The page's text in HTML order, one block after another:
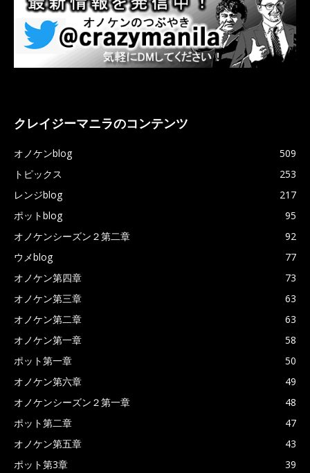
クレイジーマニラのコンテンツ
オノケンblog
509
トピックス
253
レンジblog
217
ポットblog
95
オノケンシーズン２第二章
92
ウメblog
77
オノケン第四章
73
オノケン第三章
63
オノケン第二章
63
オノケン第一章
58
ポット第一章
50
オノケン第六章
49
オノケンシーズン２第一章
48
ポット第二章
47
オノケン第五章
43
ポット第3章
39